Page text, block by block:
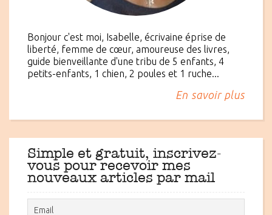
Bonjour c'est moi, Isabelle, écrivaine éprise de
liberté, femme de cœur, amoureuse des livres,
guide bienveillante d'une tribu de 5 enfants, 4
petits-enfants, 1 chien, 2 poules et 1 ruche...
En savoir plus
Simple et gratuit, inscrivez-
vous pour recevoir mes
nouveaux articles par mail